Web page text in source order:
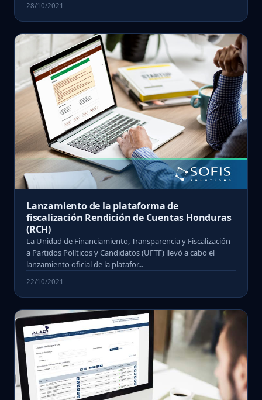
28/10/2021
Lanzamiento de la plataforma de
fiscalización Rendición de Cuentas Honduras
(RCH)
La Unidad de Financiamiento, Transparencia y Fiscalización
a Partidos Políticos y Candidatos (UFTF) llevó a cabo el
lanzamiento oficial de la platafor...
22/10/2021